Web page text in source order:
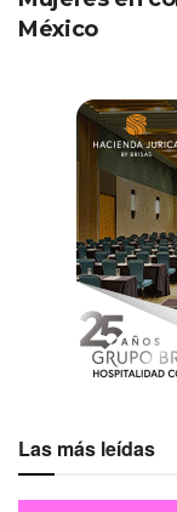
México
Las más leídas